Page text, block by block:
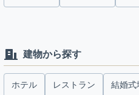
建物から探す
ホテル レストラン 結婚式